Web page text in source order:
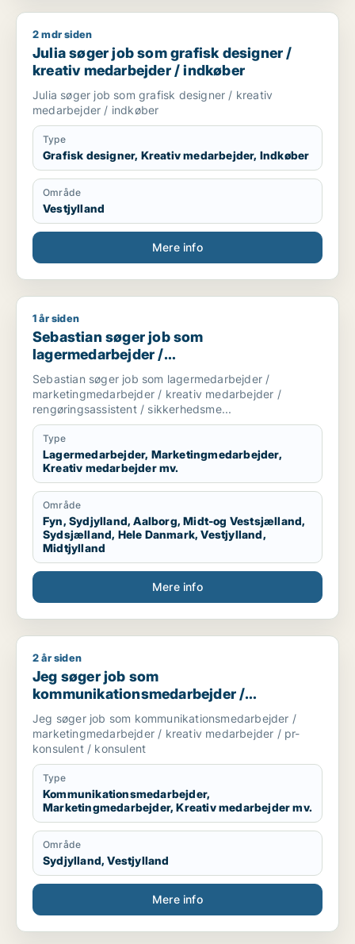
Julia søger job som grafisk designer / kreativ medarbejder
2 mdr siden
Julia søger job som grafisk designer /
kreativ medarbejder / indkøber
Julia søger job som grafisk designer / kreativ
medarbejder / indkøber
Type
Grafisk designer, Kreativ medarbejder, Indkøber
Område
Vestjylland
Mere info
Sebastian søger job som lagermedarbejder /
1 år siden
Sebastian søger job som
lagermedarbejder /
marketingmedarbejder / kreativ
medarbejder / rengøringsassistent /
sikkerhedsmedarbejder
Sebastian søger job som lagermedarbejder /
marketingmedarbejder / kreativ medarbejder /
rengøringsassistent / sikkerhedsme...
Type
Lagermedarbejder, Marketingmedarbejder,
Kreativ medarbejder mv.
Område
Fyn, Sydjylland, Aalborg, Midt-og Vestsjælland,
Sydsjælland, Hele Danmark, Vestjylland,
Midtjylland
Mere info
Jeg søger job som kommunikationsmedarbejder /
2 år siden
Jeg søger job som
kommunikationsmedarbejder /
marketingmedarbejder / kreativ
medarbejder / pr-konsulent / konsulent
Jeg søger job som kommunikationsmedarbejder /
marketingmedarbejder / kreativ medarbejder / pr-
konsulent / konsulent
Type
Kommunikationsmedarbejder,
Marketingmedarbejder, Kreativ medarbejder mv.
Område
Sydjylland, Vestjylland
Mere info